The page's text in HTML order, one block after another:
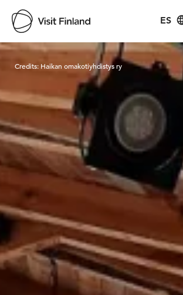
ES
Visit Finland
Credits: Haikan omakotiyhdistys ry